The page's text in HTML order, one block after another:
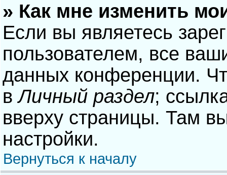
» Как мне изменить
Если вы являетесь
пользователем, все
данных конференции.
вЛичный раздел;
вверху страницы. Там
настройки.
Вернуться к началу